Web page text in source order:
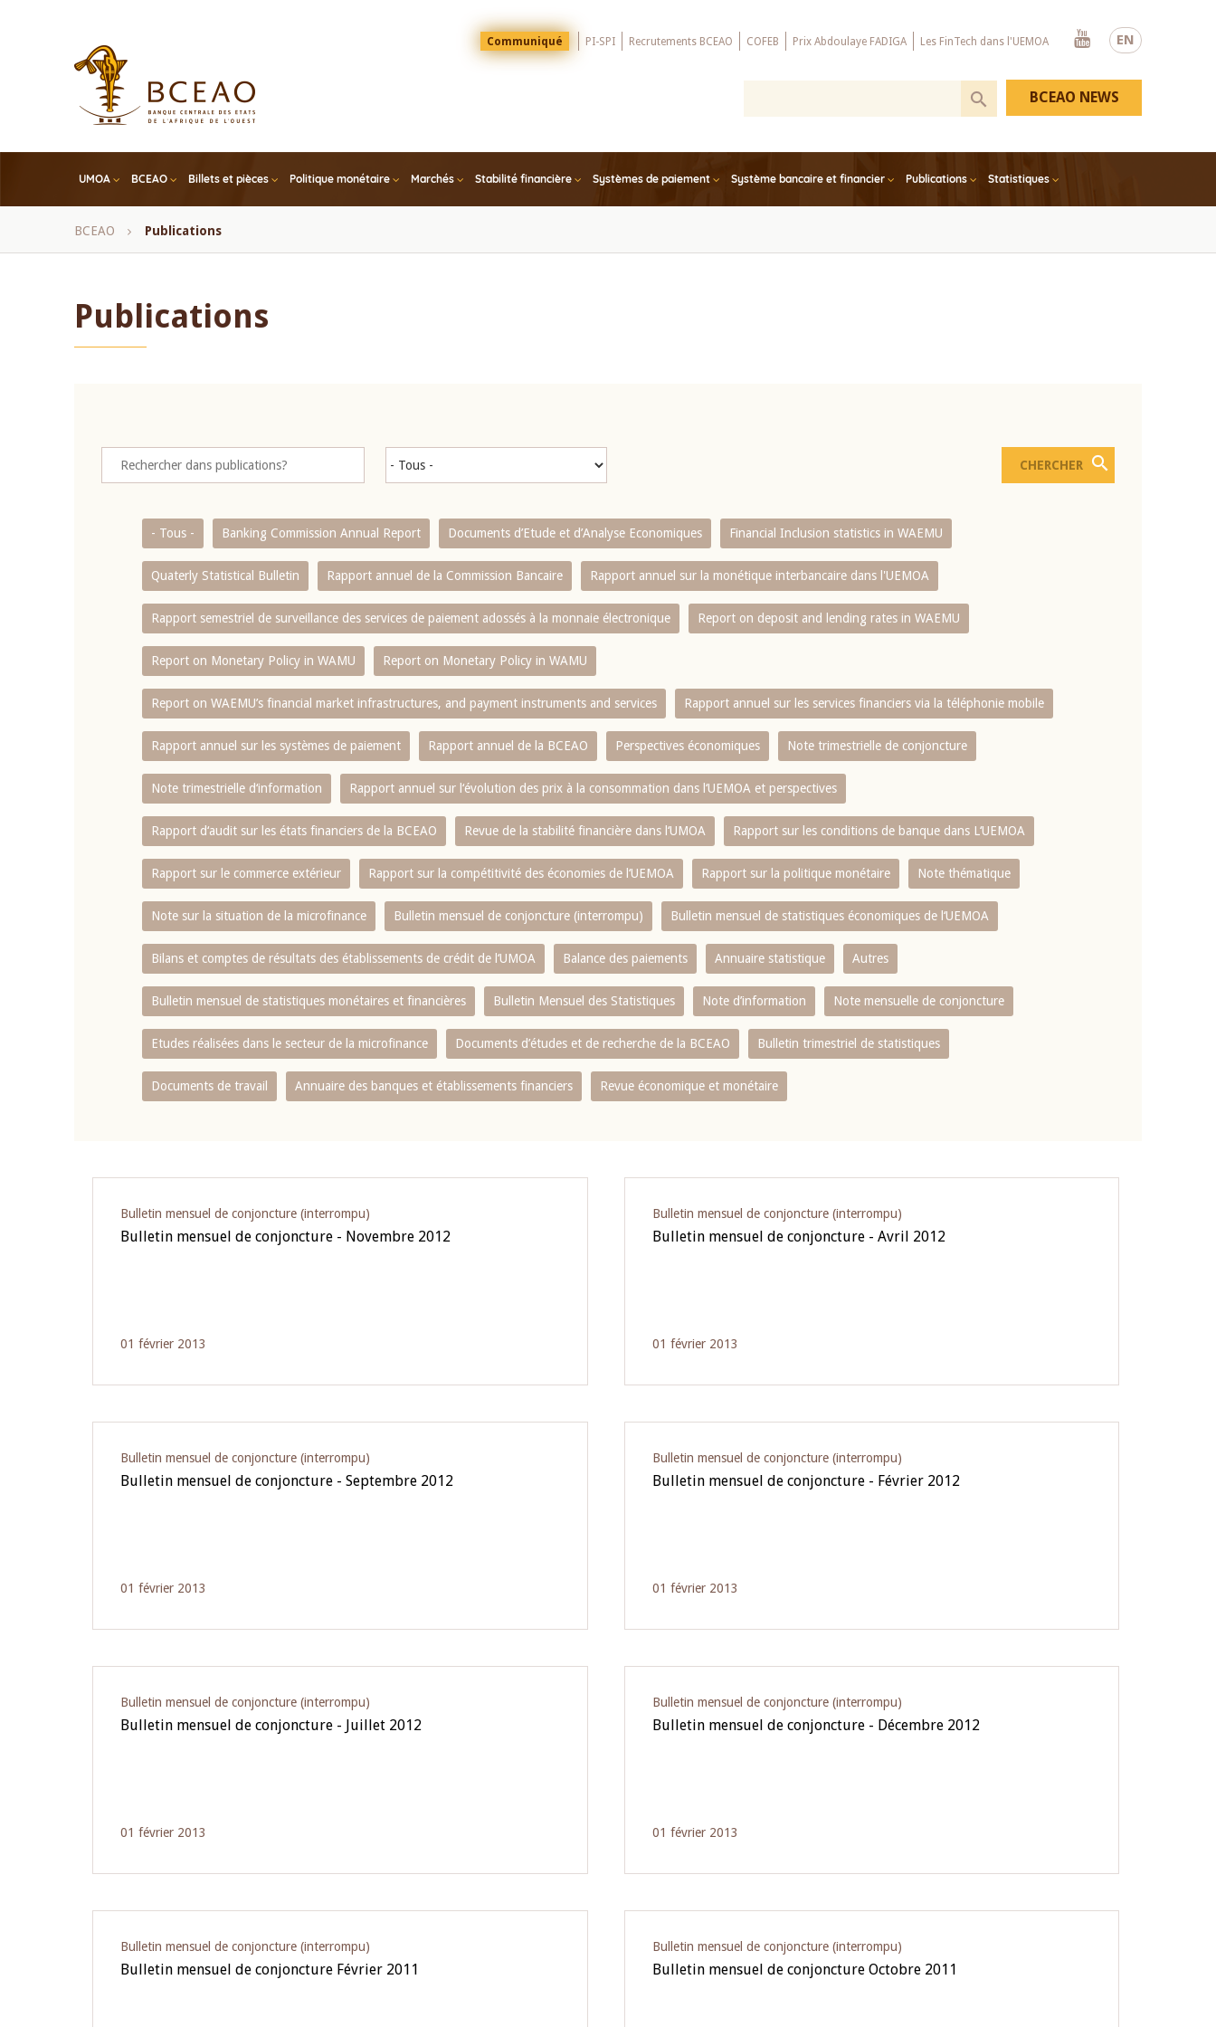
EN
Menu
Top
Communiqué PI-SPI Recrutements BCEAO COFEB Prix Abdoulaye FADIGA Les FinTech dans l'UEMOA
Youtube
UMOA BCEAO Billets et pièces Politique monétaire Marchés Stabilité financière Systèmes de paiement Système bancaire et financier Publications Statistiques
BCEAO NEWS
Fil
BCEAO Publications
Publications
- Tous - Banking Commission Annual Report Documents d’Etude et d’Analyse Economiques Financial Inclusion statistics in WAEMU
Quaterly Statistical Bulletin Rapport annuel de la Commission Bancaire Rapport annuel sur la monétique interbancaire dans l'UEMOA
Rapport semestriel de surveillance des services de paiement adossés à la monnaie électronique Report on deposit and lending rates in WAEMU
Report on Monetary Policy in WAMU Report on Monetary Policy in WAMU
Report on WAEMU’s financial market infrastructures, and payment instruments and services Rapport annuel sur les services financiers via la téléphonie mobile
Rapport annuel sur les systèmes de paiement Rapport annuel de la BCEAO Perspectives économiques Note trimestrielle de conjoncture
Note trimestrielle d‘information Rapport annuel sur l‘évolution des prix à la consommation dans l‘UEMOA et perspectives
Rapport d‘audit sur les états financiers de la BCEAO Revue de la stabilité financière dans l‘UMOA Rapport sur les conditions de banque dans L‘UEMOA
Rapport sur le commerce extérieur Rapport sur la compétitivité des économies de l‘UEMOA Rapport sur la politique monétaire Note thématique
Note sur la situation de la microfinance Bulletin mensuel de conjoncture (interrompu) Bulletin mensuel de statistiques économiques de l‘UEMOA
Bilans et comptes de résultats des établissements de crédit de l‘UMOA Balance des paiements Annuaire statistique Autres
Bulletin mensuel de statistiques monétaires et financières Bulletin Mensuel des Statistiques Note d’information Note mensuelle de conjoncture
Etudes réalisées dans le secteur de la microfinance Documents d’études et de recherche de la BCEAO Bulletin trimestriel de statistiques
Documents de travail Annuaire des banques et établissements financiers Revue économique et monétaire
Bulletin mensuel de conjoncture (interrompu)
Bulletin mensuel de conjoncture - Novembre 2012
01 février 2013
Bulletin mensuel de conjoncture (interrompu)
Bulletin mensuel de conjoncture - Avril 2012
01 février 2013
Bulletin mensuel de conjoncture (interrompu)
Bulletin mensuel de conjoncture - Septembre 2012
01 février 2013
Bulletin mensuel de conjoncture (interrompu)
Bulletin mensuel de conjoncture - Février 2012
01 février 2013
Bulletin mensuel de conjoncture (interrompu)
Bulletin mensuel de conjoncture - Juillet 2012
01 février 2013
Bulletin mensuel de conjoncture (interrompu)
Bulletin mensuel de conjoncture - Décembre 2012
01 février 2013
Bulletin mensuel de conjoncture (interrompu)
Bulletin mensuel de conjoncture Février 2011
Bulletin mensuel de conjoncture (interrompu)
Bulletin mensuel de conjoncture Octobre 2011